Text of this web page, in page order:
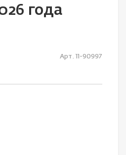
года
Арт. 11-90997